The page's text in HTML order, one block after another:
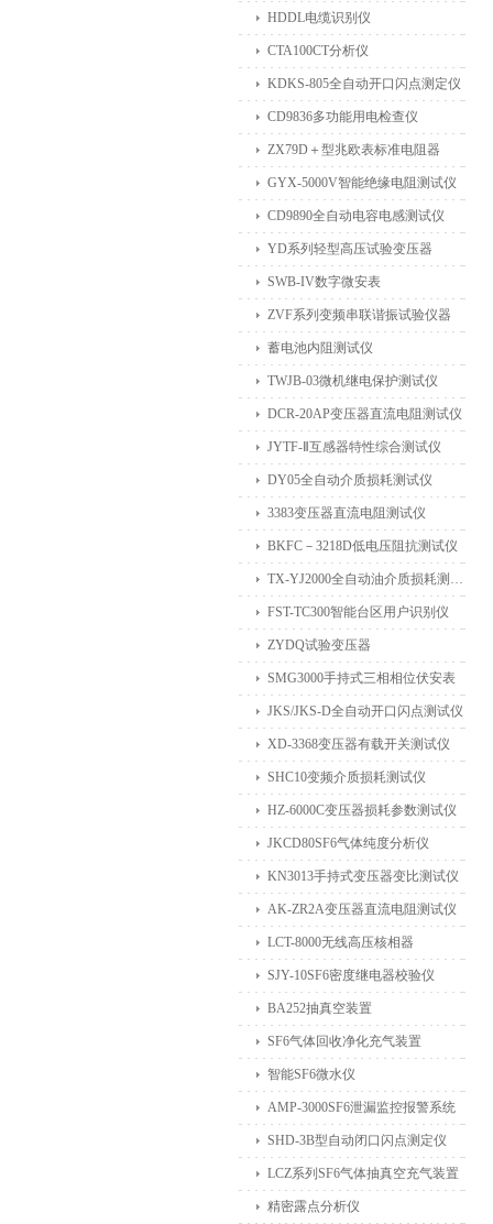
HDDL电缆识别仪
CTA100CT分析仪
KDKS-805全自动开口闪点测定仪
CD9836多功能用电检查仪
ZX79D＋型兆欧表标准电阻器
GYX-5000V智能绝缘电阻测试仪
CD9890全自动电容电感测试仪
YD系列轻型高压试验变压器
SWB-IV数字微安表
ZVF系列变频串联谐振试验仪器
蓄电池内阻测试仪
TWJB-03微机继电保护测试仪
DCR-20AP变压器直流电阻测试仪
JYTF-Ⅱ互感器特性综合测试仪
DY05全自动介质损耗测试仪
3383变压器直流电阻测试仪
BKFC－3218D低电压阻抗测试仪
TX-YJ2000全自动油介质损耗测试仪
FST-TC300智能台区用户识别仪
ZYDQ试验变压器
SMG3000手持式三相相位伏安表
JKS/JKS-D全自动开口闪点测试仪
XD-3368变压器有载开关测试仪
SHC10变频介质损耗测试仪
HZ-6000C变压器损耗参数测试仪
JKCD80SF6气体纯度分析仪
KN3013手持式变压器变比测试仪
AK-ZR2A变压器直流电阻测试仪
LCT-8000无线高压核相器
SJY-10SF6密度继电器校验仪
BA252抽真空装置
SF6气体回收净化充气装置
智能SF6微水仪
AMP-3000SF6泄漏监控报警系统
SHD-3B型自动闭口闪点测定仪
LCZ系列SF6气体抽真空充气装置
精密露点分析仪